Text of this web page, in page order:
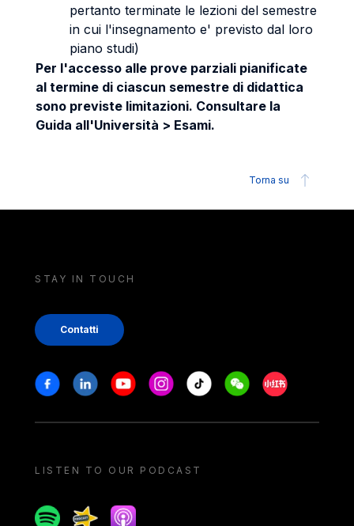
pertanto terminate le lezioni del semestre
in cui l'insegnamento e' previsto dal loro
piano studi)
Per l'accesso alle prove parziali pianificate
al termine di ciascun semestre di didattica
sono previste limitazioni. Consultare la
Guida all'Università > Esami.
Torna su
STAY IN TOUCH
Contatti
Stay in touch
FacebookLinkedinYoutubeInstagram
Tiktok WeechatXiaohongshu/
LISTEN TO OUR PODCAST
SpotifySpreakerApple podcast